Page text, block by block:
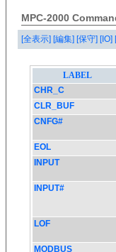
MPC-2000
[全表示] [編集] [保守] [IO]